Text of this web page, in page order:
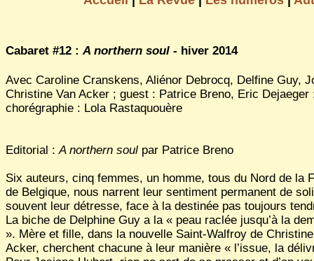
Cabaret #12 : A northern soul - hiver 2014
Avec Caroline Cranskens, Aliénor Debrocq, Delfine Guy,
Christine Van Acker ; guest : Patrice Breno, Eric Dejaeger
chorégraphie : Lola Rastaquouère
Editorial : A northern soul par Patrice Breno
Six auteurs, cinq femmes, un homme, tous du Nord de la
de Belgique, nous narrent leur sentiment permanent de
souvent leur détresse, face à la destinée pas toujours
La biche de Delphine Guy a la « peau raclée jusqu’à la
». Mère et fille, dans la nouvelle Saint-Walfroy de
Acker, cherchent chacune à leur manière « l’issue, la